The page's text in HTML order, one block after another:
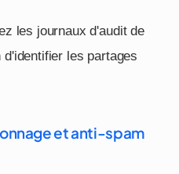
les journaux d'audit de
les partages
et anti-spam